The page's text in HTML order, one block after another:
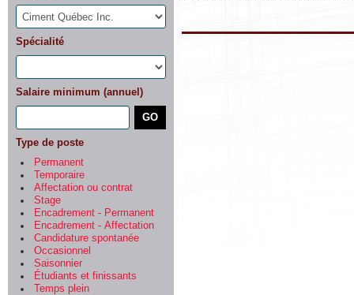
Spécialité
Salaire minimum (annuel)
Type de poste
Permanent
Temporaire
Affectation ou contrat
Stage
Encadrement - Permanent
Encadrement - Affectation
Candidature spontanée
Occasionnel
Saisonnier
Étudiants et finissants
Temps plein